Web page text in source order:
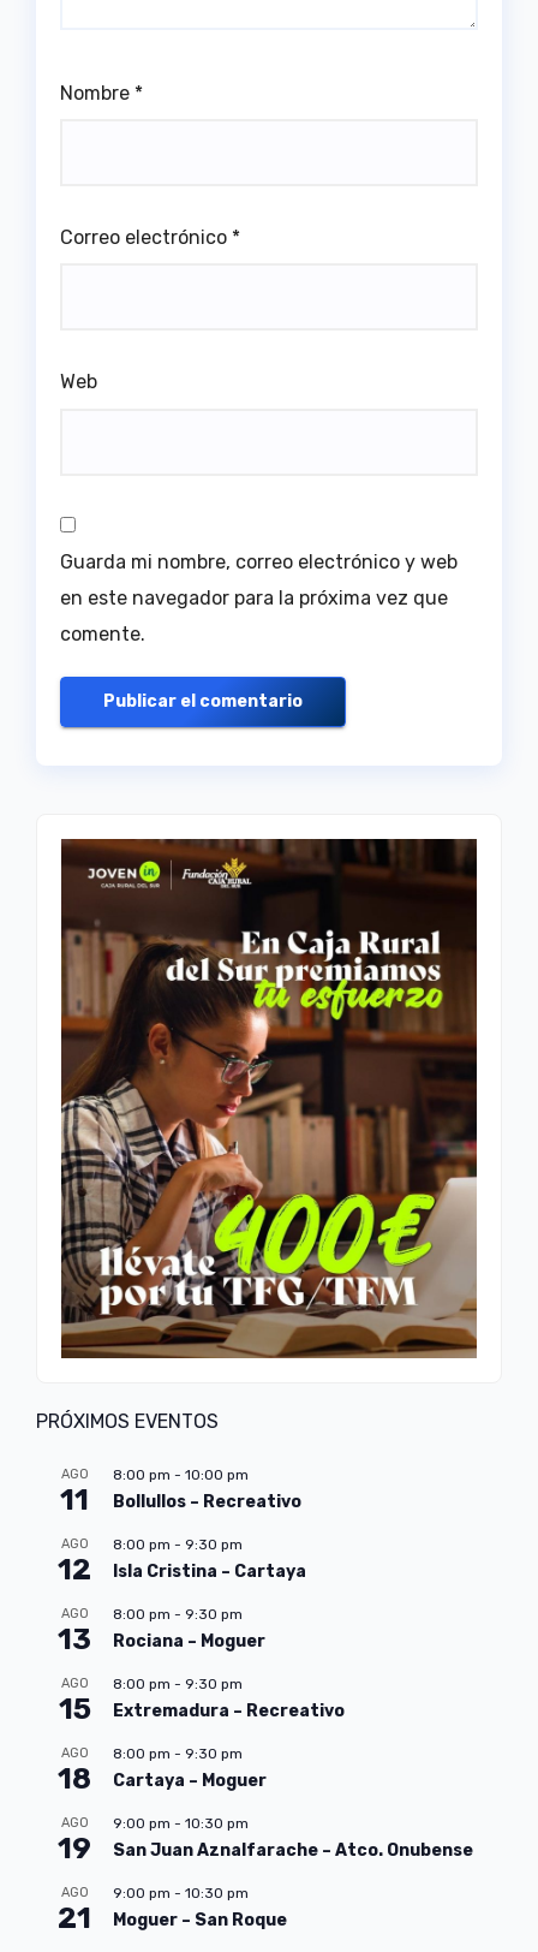
Nombre *
Correo electrónico *
Web
Guarda mi nombre, correo electrónico y web
en este navegador para la próxima vez que
comente.
PRÓXIMOS EVENTOS
AGO
11
8:00 pm - 10:00 pm
Bollullos – Recreativo
AGO
12
8:00 pm - 9:30 pm
Isla Cristina – Cartaya
AGO
13
8:00 pm - 9:30 pm
Rociana – Moguer
AGO
15
8:00 pm - 9:30 pm
Extremadura – Recreativo
AGO
18
8:00 pm - 9:30 pm
Cartaya – Moguer
AGO
19
9:00 pm - 10:30 pm
San Juan Aznalfarache – Atco. Onubense
AGO
21
9:00 pm - 10:30 pm
Moguer – San Roque